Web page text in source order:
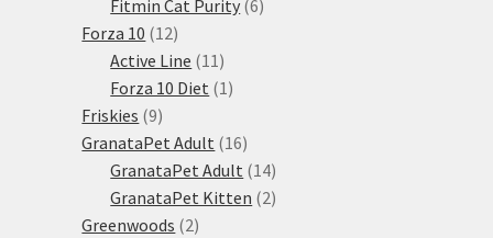
Fitmin Cat Purity 6
Forza 10 1212
produktů
Active Line 11 11
produktů
Forza 10 Diet 1 1
Friskies 99
produktů
GranataPet Adult 1616
produktů
GranataPet Adult 1414
produktů
GranataPet Kitten 22
Greenwoods 22